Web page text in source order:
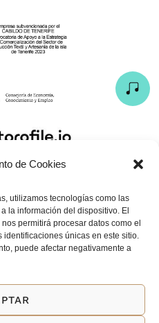
de Cookies
utilizamos tecnologías como las
la información del dispositivo. El
permitirá procesar datos como el
únicas en este sitio.
puede afectar negativamente a
LEGAL
DE DESISTIMIENTO